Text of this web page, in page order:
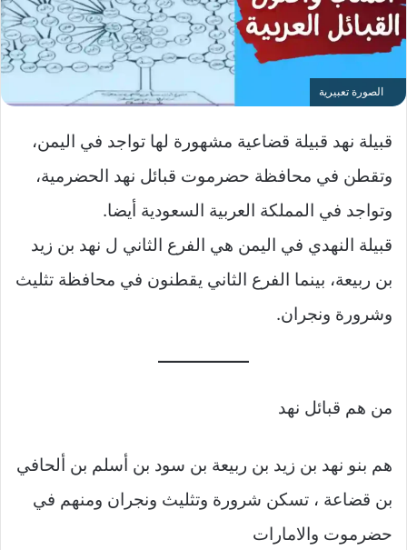
الصورة تعبيرية
قبيلة نهد قبيلة قضاعية مشهورة لها تواجد في اليمن،
وتقطن في محافظة حضرموت قبائل نهد الحضرمية،
وتواجد في المملكة العربية السعودية أيضا.
قبيلة النهدي في اليمن هي الفرع الثاني ل نهد بن زيد
بن ربيعة، بينما الفرع الثاني يقطنون في محافظة تثليث
وشرورة ونجران.
من هم قبائل نهد
هم بنو نهد بن زيد بن ربيعة بن سود بن أسلم بن ألحافي
بن قضاعة ، تسكن شرورة وتثليث ونجران ومنهم في
حضرموت والامارات